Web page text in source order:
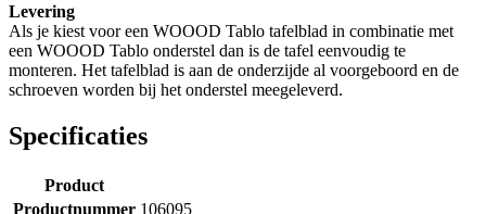
Levering
Als je kiest voor een WOOOD Tablo tafelblad in combinatie met
een WOOOD Tablo onderstel dan is de tafel eenvoudig te
monteren. Het tafelblad is aan de onderzijde al voorgeboord en de
schroeven worden bij het onderstel meegeleverd.
Specificaties
Product
Productnummer 106095